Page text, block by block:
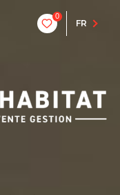
0
FR